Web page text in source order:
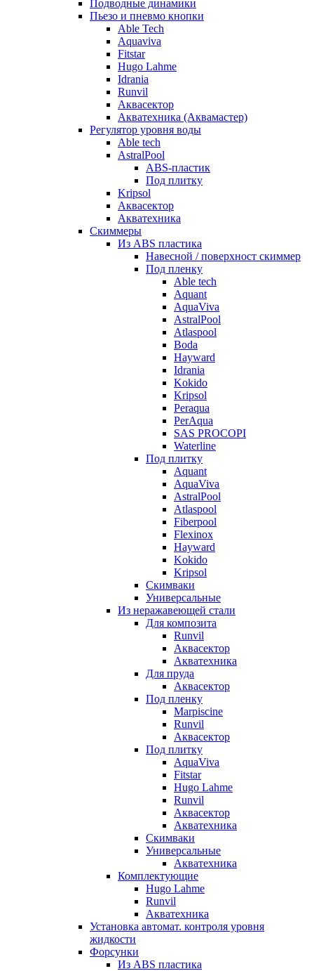
Подводные динамики
Пьезо и пневмо кнопки
Able Tech
Aquaviva
Fitstar
Hugo Lahme
Idrania
Runvil
Аквасектор
Акватехника (Аквамастер)
Регулятор уровня воды
Able tech
AstralPool
ABS-пластик
Под плитку
Kripsol
Аквасектор
Акватехника
Скиммеры
Из ABS пластика
Навесной / поверхност скиммер
Под пленку
Able tech
Aquant
AquaViva
AstralPool
Atlaspool
Boda
Hayward
Idrania
Kokido
Kripsol
Peraqua
PerAqua
SAS PROCOPI
Waterline
Под плитку
Aquant
AquaViva
AstralPool
Atlaspool
Fiberpool
Flexinox
Hayward
Kokido
Kripsol
Скимваки
Универсальные
Из неражавеющей стали
Для композита
Runvil
Аквасектор
Акватехника
Для пруда
Аквасектор
Под пленку
Marpiscine
Runvil
Аквасектор
Под плитку
AquaViva
Fitstar
Hugo Lahme
Runvil
Аквасектор
Акватехника
Скимваки
Универсальные
Акватехника
Комплектующие
Hugo Lahme
Runvil
Акватехника
Установка автомат. контроля уровня
жидкости
Форсунки
Из ABS пластика